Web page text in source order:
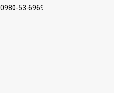
0980-53-6969